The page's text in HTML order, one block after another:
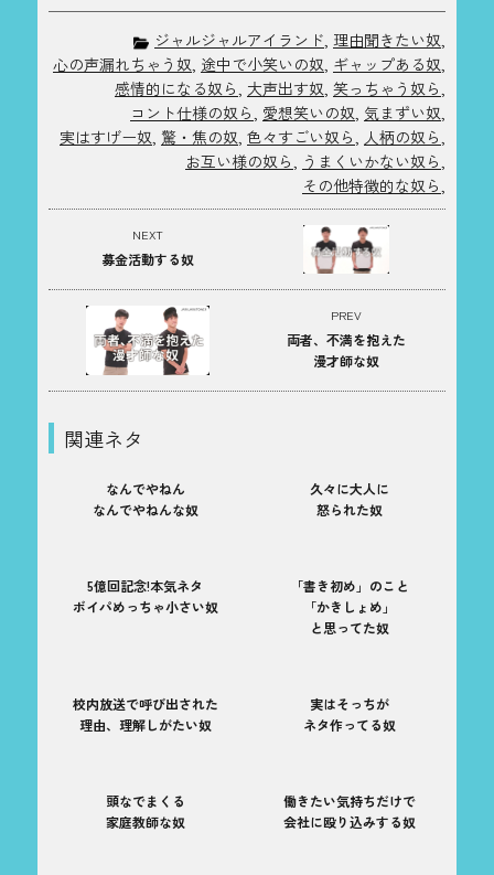
ジャルジャルアイランド, 理由聞きたい奴,
心の声漏れちゃう奴, 途中で小笑いの奴, ギャップある奴,
感情的になる奴ら, 大声出す奴, 笑っちゃう奴ら,
コント仕様の奴ら, 愛想笑いの奴, 気まずい奴,
実はすげー奴, 驚・焦の奴, 色々すごい奴ら, 人柄の奴ら,
お互い様の奴ら, うまくいかない奴ら,
その他特徴的な奴ら,
PREV
両者、不満を抱えた
漫才師な奴
NEXT
募金活動する奴
関連ネタ
なんでやねん
なんでやねんな奴
久々に大人に
怒られた奴
5億回記念!本気ネタ
ボイパめっちゃ小さい奴
「書き初め」のこと
「かきしょめ」
と思ってた奴
校内放送で呼び出された
理由、理解しがたい奴
実はそっちが
ネタ作ってる奴
頭なでまくる
家庭教師な奴
働きたい気持ちだけで
会社に殴り込みする奴